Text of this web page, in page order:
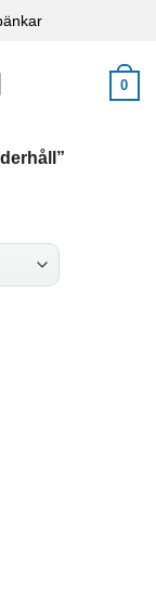
0